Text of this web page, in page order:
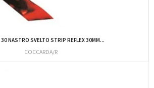
NASTRO SVELTO STRIP REFLEX 30MM...
COCCARDA/R